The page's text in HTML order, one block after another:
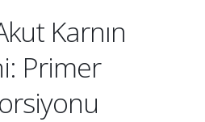
Karnın
Primer